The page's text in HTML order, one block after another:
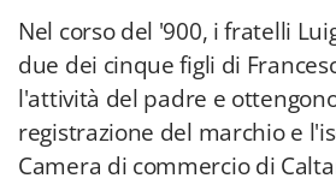
Nel corso del '900, i fratelli
due dei cinque figli di
l'attività del padre e
registrazione del marchio e
Camera di commercio di